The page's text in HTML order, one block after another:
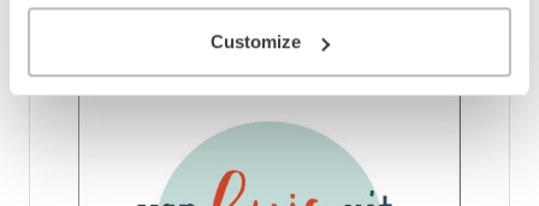
Customize
HSP, maar dit is het eerste christelijke boek over dit
onderwerp. Ook in dit deel van de Sestra
verwerkboeken lees je weer veel praktische vragen,
bemoedigingen en tips, zodat het je echt verder
helpt.